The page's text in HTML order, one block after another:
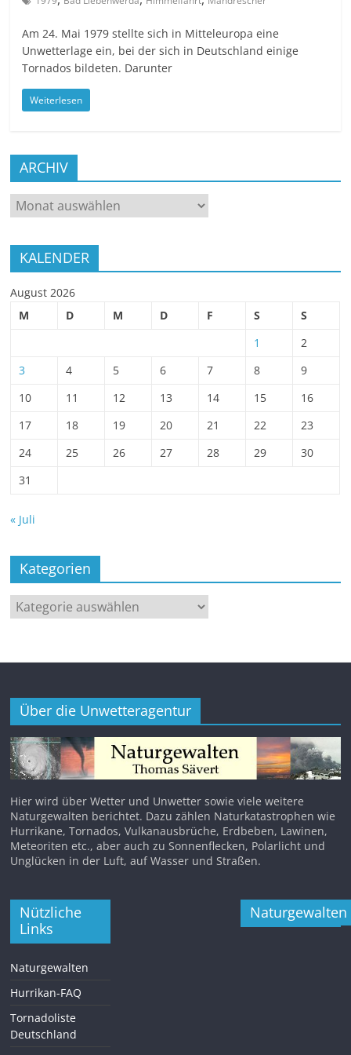
Am 24. Mai 1979 stellte sich in Mitteleuropa eine
Unwetterlage ein, bei der sich in Deutschland einige
Tornados bildeten. Darunter
Weiterlesen
ARCHIV
ARCHIV
KALENDER
August 2026
M
D M D F S
S
1
2
3
4 5 6 7 8
9
10
11 12 13 14 15
16
17
18 19 20 21 22
23
24
25 26 27 28 29
30
31
« Juli
Kategorien
Kategorien
Über die Unwetteragentur
Hier wird über Wetter und Unwetter sowie viele weitere
Naturgewalten berichtet. Dazu zählen Naturkatastrophen wie
Hurrikane, Tornados, Vulkanausbrüche, Erdbeben, Lawinen,
Meteoriten etc., aber auch zu Sonnenflecken, Polarlicht und
Unglücken in der Luft, auf Wasser und Straßen.
Nützliche
Links
Naturgewalten
Hurrikan-FAQ
Tornadoliste
Deutschland
Naturgewalten